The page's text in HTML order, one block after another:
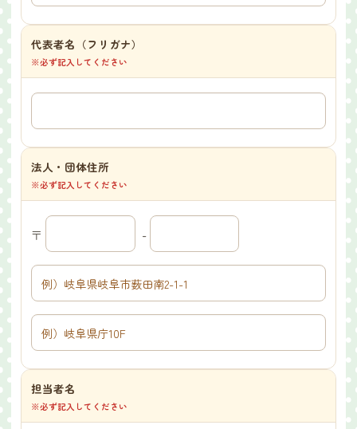
代表者名（フリガナ）
※必ず記入してください
法人・団体住所
※必ず記入してください
〒 -
担当者名
※必ず記入してください